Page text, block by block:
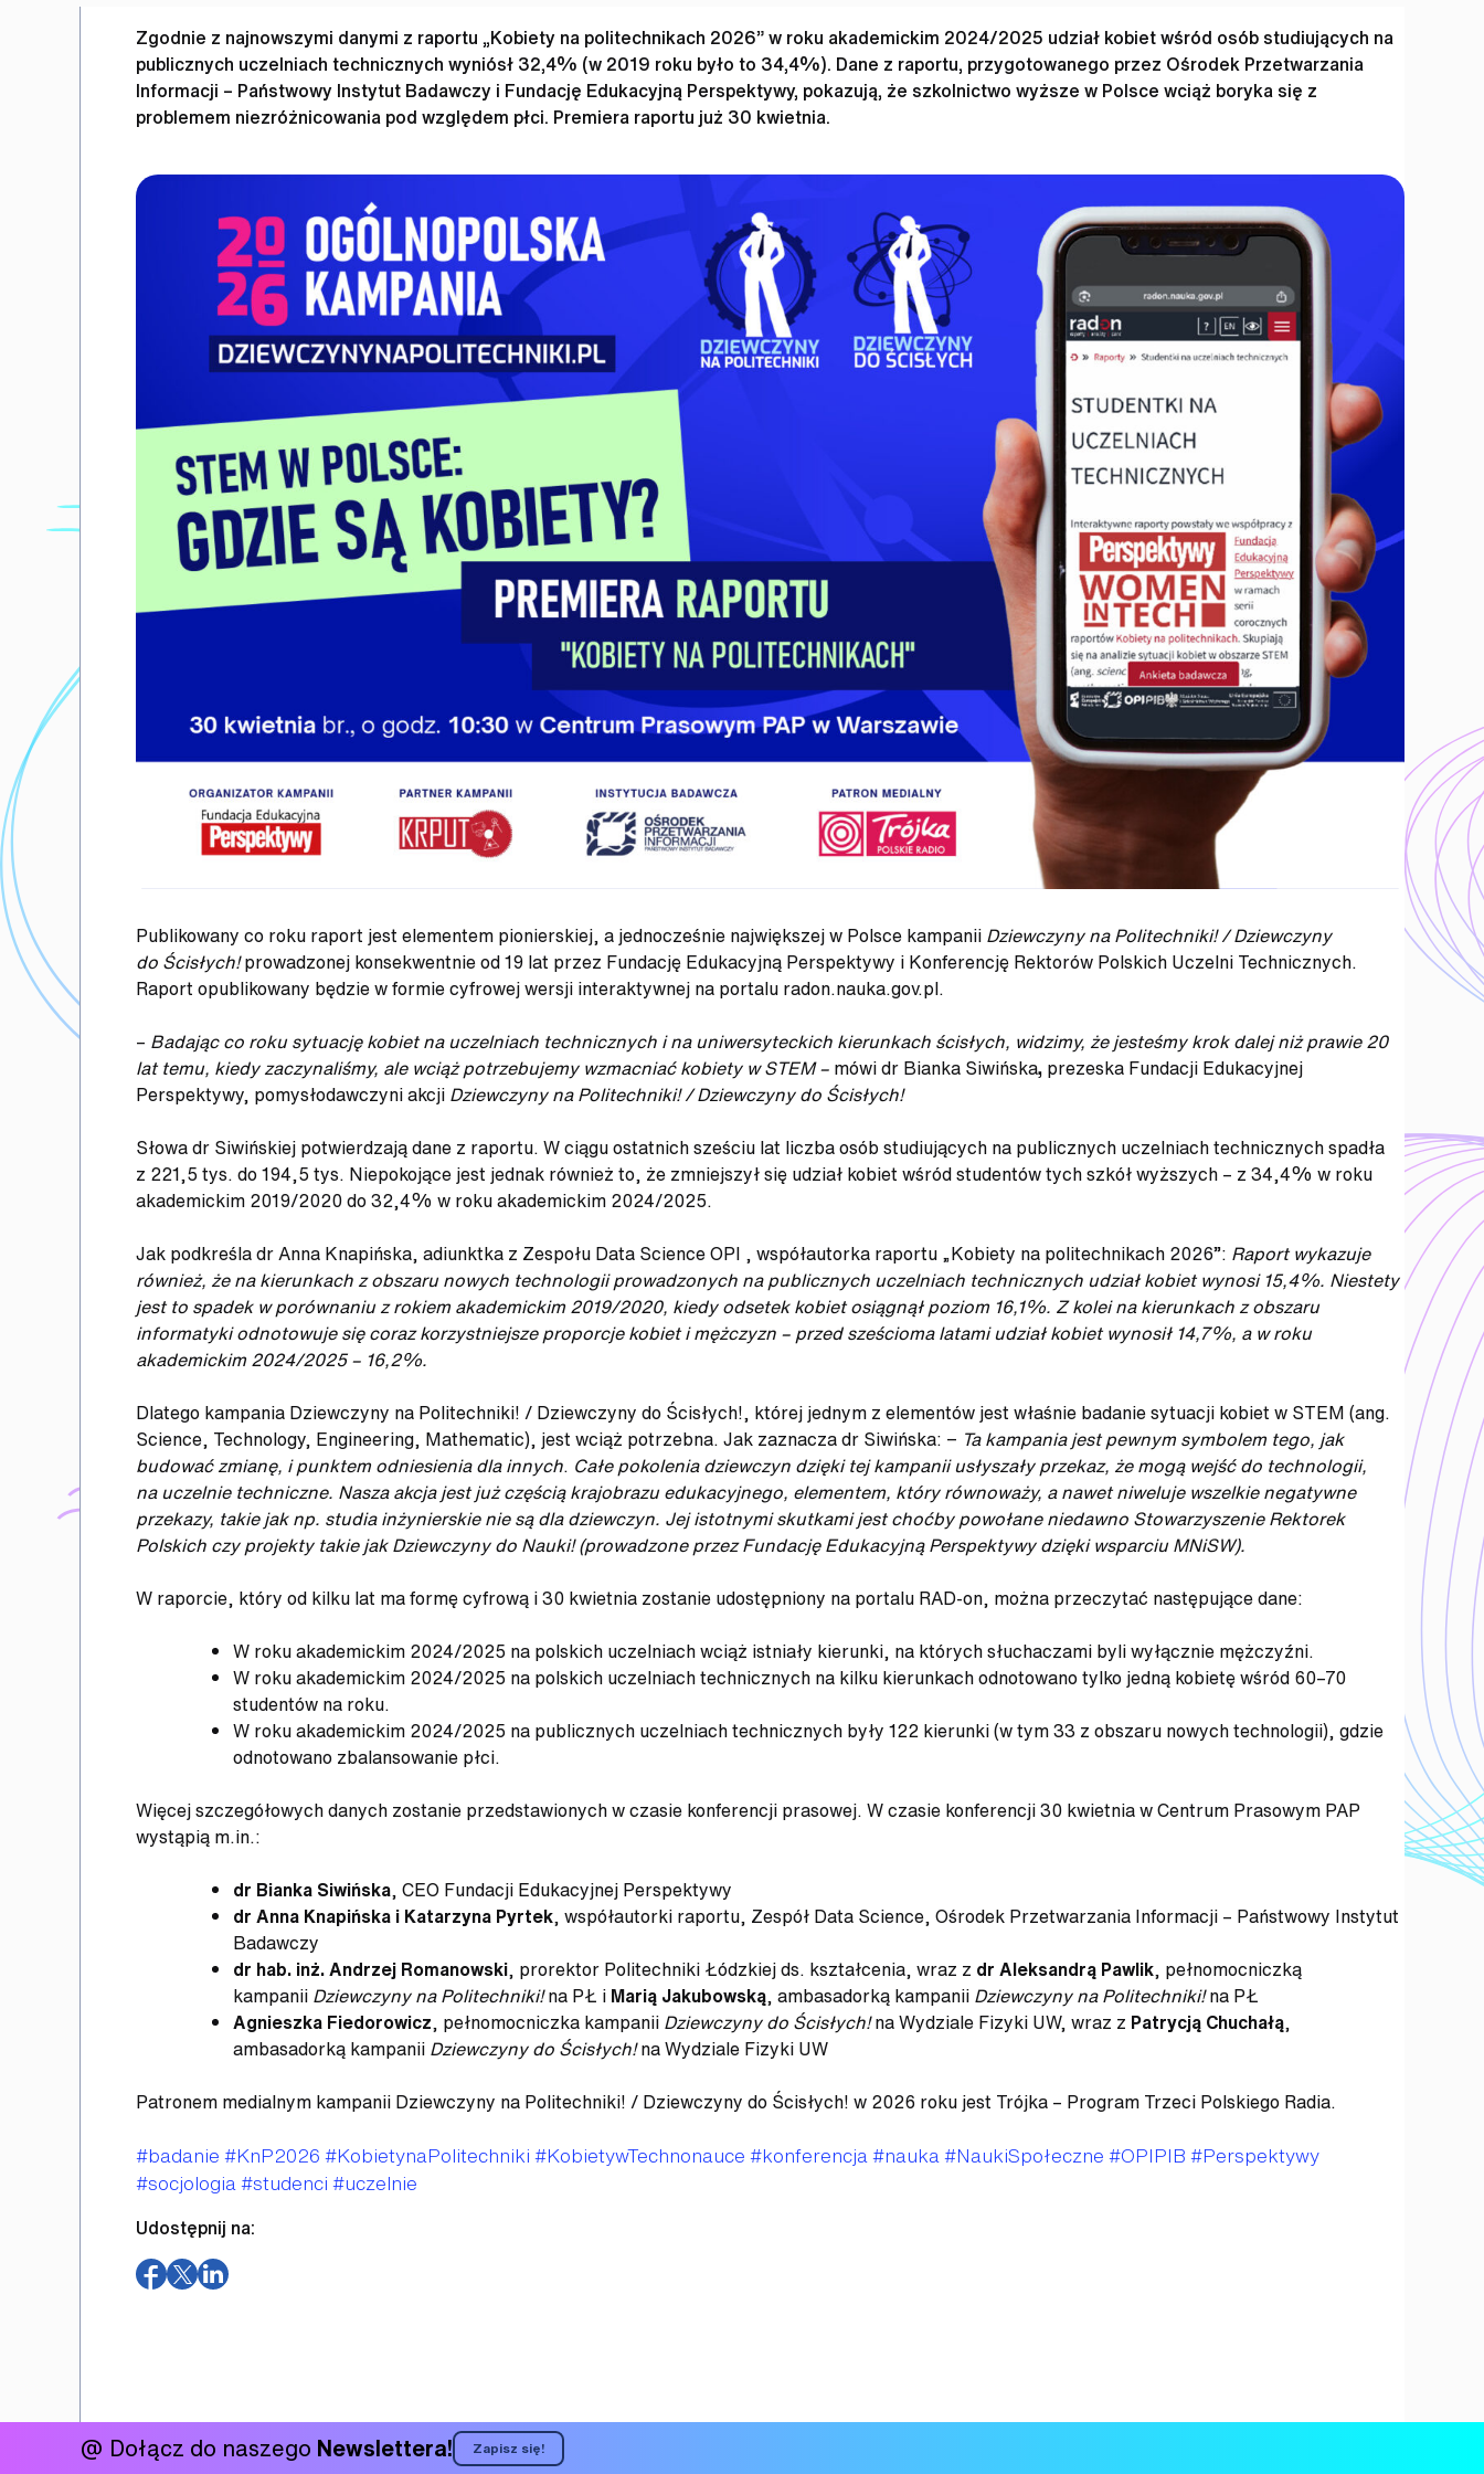
Zgodnie z najnowszymi danymi z raportu „Kobiety na politechnikach 2026” w roku akademickim 2024/2025 udział kobiet wśród osób studiujących na
publicznych uczelniach technicznych wyniósł 32,4% (w 2019 roku było to 34,4%). Dane z raportu, przygotowanego przez Ośrodek Przetwarzania
Informacji – Państwowy Instytut Badawczy i Fundację Edukacyjną Perspektywy, pokazują, że szkolnictwo wyższe w Polsce wciąż boryka się z
problemem niezróżnicowania pod względem płci. Premiera raportu już 30 kwietnia.
Publikowany co roku raport jest elementem pionierskiej, a jednocześnie największej w Polsce kampanii Dziewczyny na Politechniki! / Dziewczyny
do Ścisłych!prowadzonej konsekwentnie od 19 lat przez Fundację Edukacyjną Perspektywy i Konferencję Rektorów Polskich Uczelni Technicznych.
Raport opublikowany będzie w formie cyfrowej wersji interaktywnej na portalu radon.nauka.gov.pl.
– Badając co roku sytuację kobiet na uczelniach technicznych i na uniwersyteckich kierunkach ścisłych, widzimy, że jesteśmy krok dalej niż prawie 20
lat temu, kiedy zaczynaliśmy, ale wciąż potrzebujemy wzmacniać kobiety w STEM – mówi dr Bianka Siwińska, prezeska Fundacji Edukacyjnej
Perspektywy, pomysłodawczyni akcji Dziewczyny na Politechniki! / Dziewczyny do Ścisłych!
Słowa dr Siwińskiej potwierdzają dane z raportu. W ciągu ostatnich sześciu lat liczba osób studiujących na publicznych uczelniach technicznych spadła
z 221,5 tys. do 194,5 tys. Niepokojące jest jednak również to, że zmniejszył się udział kobiet wśród studentów tych szkół wyższych – z 34,4% w roku
akademickim 2019/2020 do 32,4% w roku akademickim 2024/2025.
Jak podkreśla dr Anna Knapińska, adiunktka z Zespołu Data Science OPI , współautorka raportu „Kobiety na politechnikach 2026”: Raport wykazuje
również, że na kierunkach z obszaru nowych technologii prowadzonych na publicznych uczelniach technicznych udział kobiet wynosi 15,4%. Niestety
jest to spadek w porównaniu z rokiem akademickim 2019/2020, kiedy odsetek kobiet osiągnął poziom 16,1%. Z kolei na kierunkach z obszaru
informatyki odnotowuje się coraz korzystniejsze proporcje kobiet i mężczyzn – przed sześcioma latami udział kobiet wynosił 14,7%, a w roku
akademickim 2024/2025 – 16,2%.
Dlatego kampania Dziewczyny na Politechniki! / Dziewczyny do Ścisłych!, której jednym z elementów jest właśnie badanie sytuacji kobiet w STEM (ang.
Science, Technology, Engineering, Mathematic), jest wciąż potrzebna. Jak zaznacza dr Siwińska: − Ta kampania jest pewnym symbolem tego, jak
budować zmianę, i punktem odniesienia dla innych. Całe pokolenia dziewczyn dzięki tej kampanii usłyszały przekaz, że mogą wejść do technologii,
na uczelnie techniczne. Nasza akcja jest już częścią krajobrazu edukacyjnego, elementem, który równoważy, a nawet niweluje wszelkie negatywne
przekazy, takie jak np. studia inżynierskie nie są dla dziewczyn. Jej istotnymi skutkami jest choćby powołane niedawno Stowarzyszenie Rektorek
Polskich czy projekty takie jak Dziewczyny do Nauki! (prowadzone przez Fundację Edukacyjną Perspektywy dzięki wsparciu MNiSW).
W raporcie, który od kilku lat ma formę cyfrową i 30 kwietnia zostanie udostępniony na portalu RAD-on, można przeczytać następujące dane:
W roku akademickim 2024/2025 na polskich uczelniach wciąż istniały kierunki, na których słuchaczami byli wyłącznie mężczyźni.
W roku akademickim 2024/2025 na polskich uczelniach technicznych na kilku kierunkach odnotowano tylko jedną kobietę wśród 60–70
studentów na roku.
W roku akademickim 2024/2025 na publicznych uczelniach technicznych były 122 kierunki (w tym 33 z obszaru nowych technologii), gdzie
odnotowano zbalansowanie płci.
Więcej szczegółowych danych zostanie przedstawionych w czasie konferencji prasowej. W czasie konferencji 30 kwietnia w Centrum Prasowym PAP
wystąpią m.in.:
dr Bianka Siwińska, CEO Fundacji Edukacyjnej Perspektywy
dr Anna Knapińska i Katarzyna Pyrtek, współautorki raportu, Zespół Data Science, Ośrodek Przetwarzania Informacji – Państwowy Instytut
Badawczy
dr hab. inż. Andrzej Romanowski, prorektor Politechniki Łódzkiej ds. kształcenia, wraz z dr Aleksandrą Pawlik, pełnomocniczką
kampanii Dziewczyny na Politechniki!na PŁ i Marią Jakubowską, ambasadorką kampanii Dziewczyny na Politechniki!na PŁ
Agnieszka Fiedorowicz, pełnomocniczka kampanii Dziewczyny do Ścisłych!na Wydziale Fizyki UW, wraz z Patrycją Chuchałą,
ambasadorką kampanii Dziewczyny do Ścisłych!na Wydziale Fizyki UW
Patronem medialnym kampanii Dziewczyny na Politechniki! / Dziewczyny do Ścisłych! w 2026 roku jest Trójka – Program Trzeci Polskiego Radia.
Tagi
#badanie #KnP2026 #KobietynaPolitechniki #KobietywTechnonauce #konferencja#nauka#NaukiSpołeczne #OPIPIB #Perspektywy
#socjologia#studenci #uczelnie
Udostępnij na:
(otwiera
(otwiera(otwiera
@ Dołącz do naszego Newslettera! Zapisz się!